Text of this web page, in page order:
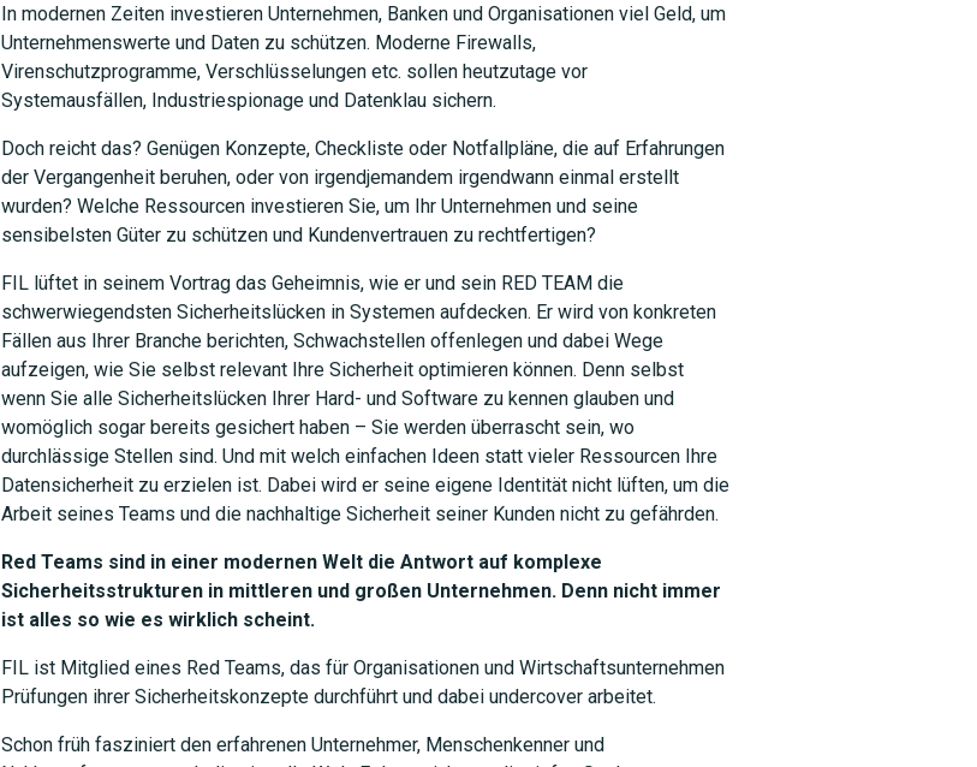
In modernen Zeiten investieren Unternehmen, Banken und Organisationen viel Geld, um
Unternehmenswerte und Daten zu schützen. Moderne Firewalls,
Virenschutzprogramme, Verschlüsselungen etc. sollen heutzutage vor
Systemausfällen, Industriespionage und Datenklau sichern.
Doch reicht das? Genügen Konzepte, Checkliste oder Notfallpläne, die auf Erfahrungen
der Vergangenheit beruhen, oder von irgendjemandem irgendwann einmal erstellt
wurden? Welche Ressourcen investieren Sie, um Ihr Unternehmen und seine
sensibelsten Güter zu schützen und Kundenvertrauen zu rechtfertigen?
FIL lüftet in seinem Vortrag das Geheimnis, wie er und sein RED TEAM die
schwerwiegendsten Sicherheitslücken in Systemen aufdecken. Er wird von konkreten
Fällen aus Ihrer Branche berichten, Schwachstellen offenlegen und dabei Wege
aufzeigen, wie Sie selbst relevant Ihre Sicherheit optimieren können. Denn selbst
wenn Sie alle Sicherheitslücken Ihrer Hard- und Software zu kennen glauben und
womöglich sogar bereits gesichert haben – Sie werden überrascht sein, wo
durchlässige Stellen sind. Und mit welch einfachen Ideen statt vieler Ressourcen Ihre
Datensicherheit zu erzielen ist. Dabei wird er seine eigene Identität nicht lüften, um die
Arbeit seines Teams und die nachhaltige Sicherheit seiner Kunden nicht zu gefährden.
Red Teams sind in einer modernen Welt die Antwort auf komplexe
Sicherheitsstrukturen in mittleren und großen Unternehmen. Denn nicht immer
ist alles so wie es wirklich scheint.
FIL ist Mitglied eines Red Teams, das für Organisationen und Wirtschaftsunternehmen
Prüfungen ihrer Sicherheitskonzepte durchführt und dabei undercover arbeitet.
Schon früh fasziniert den erfahrenen Unternehmer, Menschenkenner und
JETZT SUCHEN